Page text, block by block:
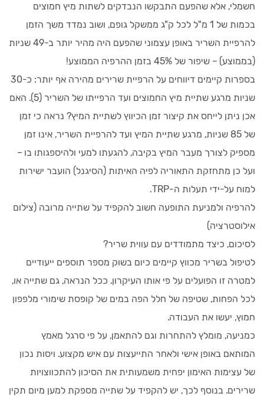
חשמלי, אלא שהפעם התבקשו הנבדקים לשתות מיץ חמוצים
בכמות של 1 מ"ל לכל ק"ג ממשקל גופם, ושוב נמדד משך הזמן
להרפיית השריר באופן עצמוני שהפעם היה מהיר יותר ב-49 שניות
(בממוצע) – שיפור של 45% בזמן ההרפיה הממוצע!
בספרות קיימים דיווחים על הרפיית שרירים מהירה אף יותר: כ-30
שניות מרגע שתיית מיץ החמוצים ועד הרפייתו של השריר (5). האם
אכן ניתן לייחס את קיצור זמן הכיווץ לשתיית המיץ? נראה כי זמן
של 85 שניות, מרגע שתיית המיץ ועד להרפיית השריר, אינו זמן
מספיק לצורך מעבר המיץ בקיבה, להגעתו למעי ולהיספגותו בו –
ועל כן מתחזקת התאוריה לפיה האיתות (הסיגנל) הועבר ישירות
למוח על-ידי תעלות ה-TRP.
להרפיה ולמניעת התופעה חשוב להקפיד על שתייה מרובה (צילום
אילוסטרציה)
לסיכום, כיצד מתמודדים עם עווית שריר?
לטיפול בשריר מכווץ קיימים כיום בשוק מספר תוספים ייעודיים
למטרה זו הפועלים על פי אותו העיקרון. ככל הנראה, גם שתייה או,
לכל הפחות, שטיפה של חלל הפה במים של קופסת שימורי מלפפון
חמוץ, יעשו את העבודה.
כמניעה, מומלץ להתחרות וגם להתאמן, על פי סרגל מאמץ
המותאם באופן אישי ולאחר התייעצות עם איש מקצוע. ויסות נכון
של עצימות האימון יפחית משמעותית את הסיכון להתכווצויות
שרירים. בנוסף לכך, יש להקפיד על שתייה מספקת למען מיום תקין